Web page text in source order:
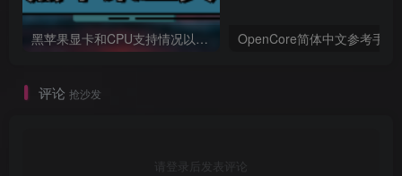
黑苹果显卡和CPU支持情况以及购买硬件防踩坑指南 OpenCore简体中文参考手册
评论 抢沙发
请登录后发表评论